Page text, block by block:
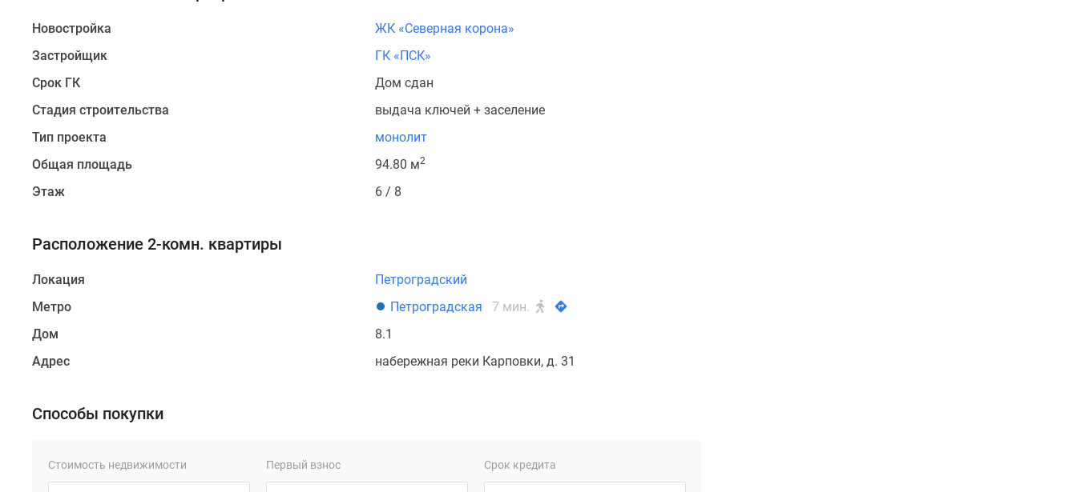
Новостройка
ЖК «Северная корона»
Застройщик
ГК «ПСК»
Срок ГК
Дом сдан
Стадия строительства
выдача ключей + заселение
Тип проекта
монолит
Общая площадь
94.80 м2
Этаж 6 / 8
Расположение 2-комн. квартиры
Локация
Петроградский
Метро
Петроградская
7 мин.
Дом
8.1
Адрес
набережная реки Карповки, д. 31
Способы покупки
Стоимость недвижимости Первый взнос Срок кредита